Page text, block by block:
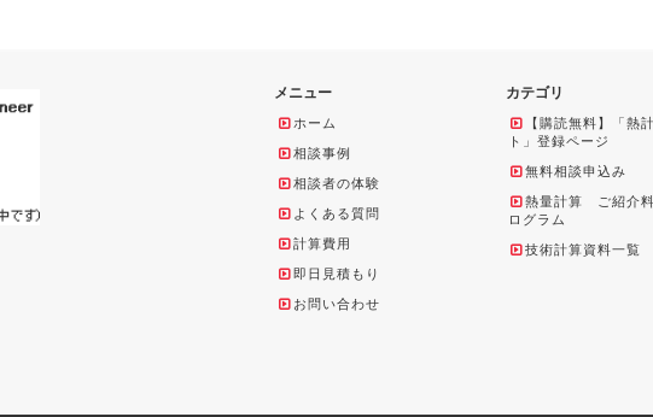
メニュー
ホーム
相談事例
相談者の体験
よくある質問
計算費用
即日見積もり
お問い合わせ
カテゴリ
【購読無料】「熱
ト」登録ページ
無料相談申込み
熱量計算 ご紹介
ログラム
技術計算資料一覧